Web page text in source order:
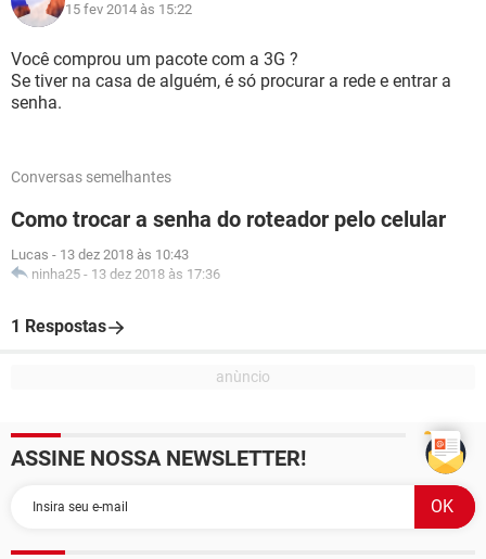
15 fev 2014 às 15:22
Você comprou um pacote com a 3G ?
Se tiver na casa de alguém, é só procurar a rede e entrar a
senha.
Conversas semelhantes
Como trocar a senha do roteador pelo celular
Lucas - 13 dez 2018 às 10:43
ninha25 - 13 dez 2018 às 17:36
1 Respostas
ASSINE NOSSA NEWSLETTER!